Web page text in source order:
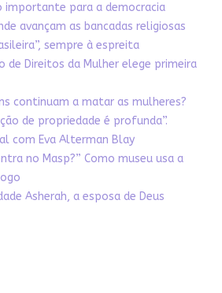
importante para a democracia
avançam as bancadas religiosas
sempre à espreita
de Direitos da Mulher elege primeira
continuam a matar as mulheres?
de propriedade é profunda”.
com Eva Alterman Blay
no Masp?” Como museu usa a
Asherah, a esposa de Deus